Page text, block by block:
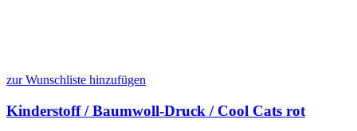
zur Wunschliste hinzufügen
Kinderstoff / Baumwoll-Druck / Cool Cats rot